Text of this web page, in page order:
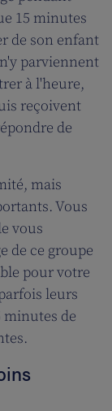
15 minutes
de son enfant
parviennent
à l'heure,
reçoivent
de
mais
Vous
vous
de ce groupe
pour votre
leurs
minutes de